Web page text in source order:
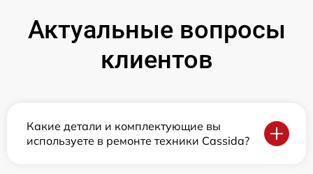
Актуальные вопросы
клиентов
Какие детали и комплектующие вы
используете в ремонте техники Cassida?